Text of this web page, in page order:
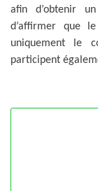
afin d’obtenir
d’affirmer que
uniquement le
participent